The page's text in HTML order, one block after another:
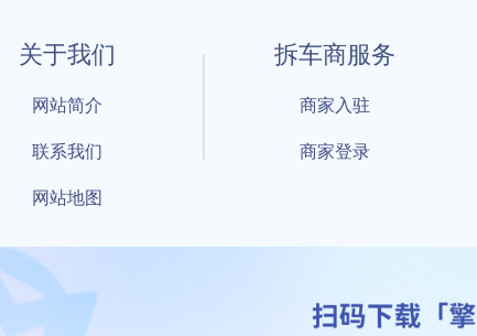
关于我们
网站简介
联系我们
网站地图
拆车商服务
商家入驻
商家登录
擎天拆车-买卖拆车件，擎天拆车好省快 All Rights Reserved
鲁ICP备18021004号-17 公安部备案号： 鲁公网安备